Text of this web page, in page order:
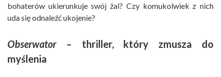
bohaterów ukierunkuje swój żal? Czy komukolwiek z nich
uda się odnaleźć ukojenie?
Obserwator– thriller, który zmusza do
myślenia